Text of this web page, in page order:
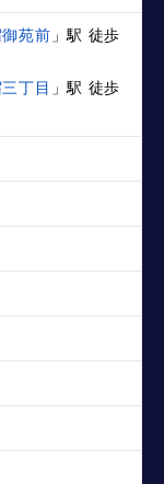
苑前 」駅 徒歩
丁目 」駅 徒歩